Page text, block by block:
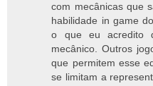
com mecânicas que
habilidade in game
o que eu acredito
mecânico. Outros
que permitem esse
se limitam a